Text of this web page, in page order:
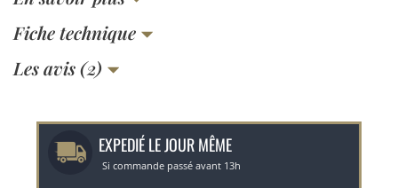
Fiche technique
Les avis (2)
EXPEDIÉ LE JOUR MÊME
Si commande passé avant 13h